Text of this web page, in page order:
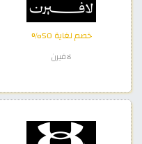
خصم لغاية 50%
لافيرن